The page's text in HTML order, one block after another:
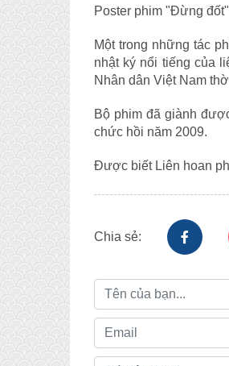
Poster phim "Đừng
Một trong những tác
nhật ký nổi tiếng của
Nhân dân Việt Nam
Bộ phim đã giành
chức hồi năm 2009.
Được biết Liên hoan
Chia sẻ: